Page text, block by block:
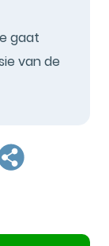
gaat
van de